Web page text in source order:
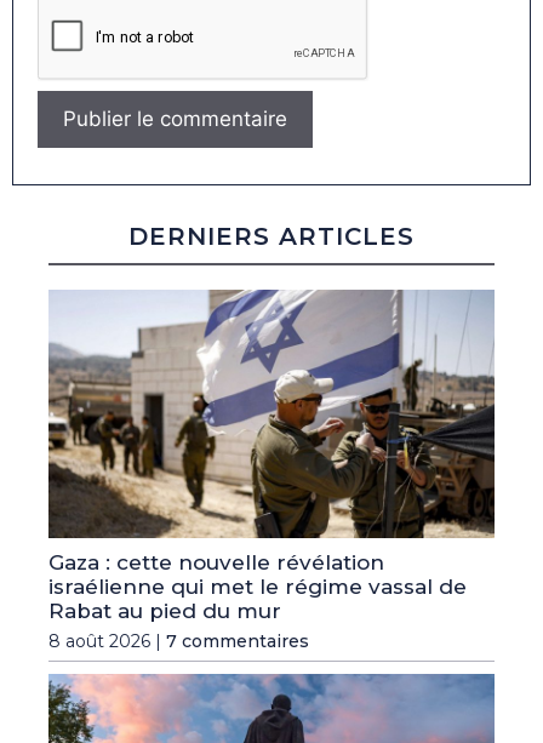
DERNIERS ARTICLES
Gaza : cette nouvelle révélation
israélienne qui met le régime vassal de
Rabat au pied du mur
8 août 2026 | 7 commentaires